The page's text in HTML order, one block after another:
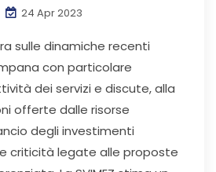
24 Apr 2023
sulle dinamiche recenti
con particolare
dei servizi e discute, alla
offerte dalle risorse
degli investimenti
criticità legate alle proposte